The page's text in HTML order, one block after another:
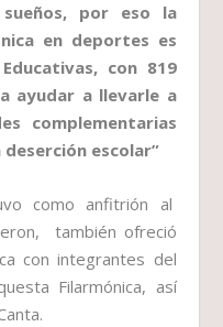
por eso la
en deportes es
con 819
ayudar a llevarle a
complementarias
escolar”
como anfitrión al
también ofreció
con integrantes del
Filarmónica, así